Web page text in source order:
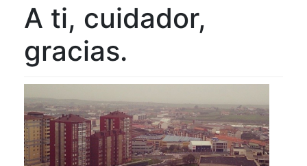
A ti, cuidador,
gracias.